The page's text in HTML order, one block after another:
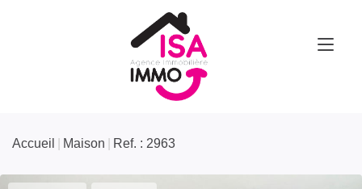
Accueil Maison Ref. : 2963